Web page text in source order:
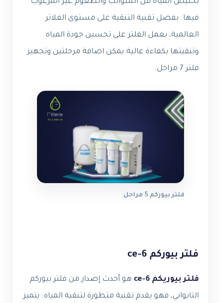
تخليص المياه من الشوائب والطعوم غير المرغوب
فيها. بفضل تقنية التنقية على مستوى الفلاتر
العالمية، يعمل الفلتر على تحسين جودة المياه
وتنقيتها بكفاءة عالية.يمكن اضافة مرحلتين وتجهيز
فلتر 7 مراحل.
فلتر بيوركم 5 مراحل
فلتر بيوركم ce-6
فلتر بيوريكم ce-6
هو أحدث إصدار من فلتر بيوركم
التايواني، فهو يقدم تقنية متطورة لتنقية المياه. يتميز